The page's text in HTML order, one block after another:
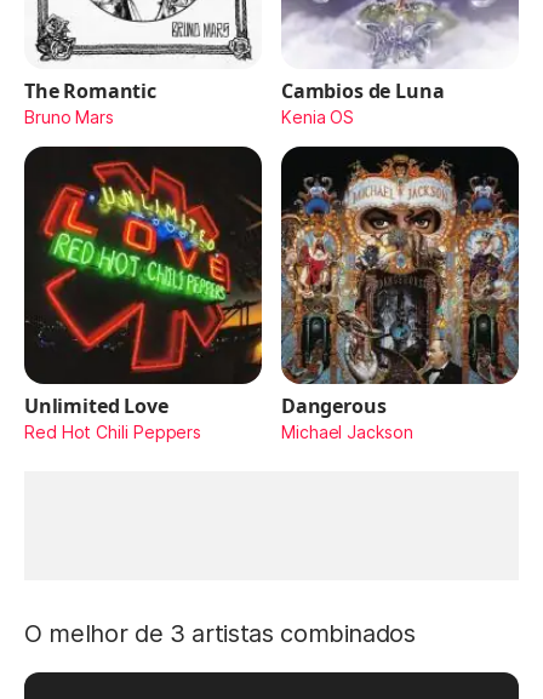
The Romantic
Bruno Mars
Cambios de Luna
Kenia OS
Unlimited Love
Red Hot Chili Peppers
Dangerous
Michael Jackson
O melhor de 3 artistas combinados